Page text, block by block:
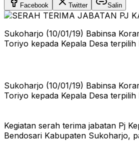
Facebook Twitter Salin
Sukoharjo (10/01/19) Babinsa
Toriyo kepada Kepala Desa terpilih
Sukoharjo (10/01/19) Babinsa
Toriyo kepada Kepala Desa
Kegiatan serah terima jabatan Pj
Bendosari Kabupaten Sukoharjo,